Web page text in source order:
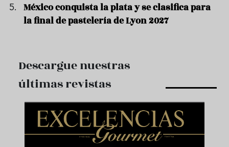
México conquista la plata y se clasifica para
la final de pastelería de Lyon 2027
Descargue nuestras
últimas revistas